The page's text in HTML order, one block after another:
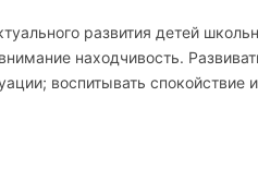
развития детей
находчивость.
воспитывать спокойствие